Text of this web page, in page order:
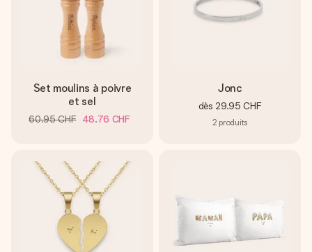
Set moulins à poivre
et sel
60.95 CHF 48.76 CHF
Jonc
dès 29.95 CHF
2 produits